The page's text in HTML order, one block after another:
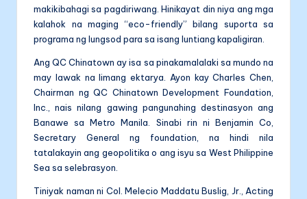
makikibahagi sa pagdiriwang. Hinikayat din niya ang mga
kalahok na maging “eco-friendly” bilang suporta sa
programa ng lungsod para sa isang luntiang kapaligiran.
Ang QC Chinatown ay isa sa pinakamalalaki sa mundo na
may lawak na limang ektarya. Ayon kay Charles Chen,
Chairman ng QC Chinatown Development Foundation,
Inc., nais nilang gawing pangunahing destinasyon ang
Banawe sa Metro Manila. Sinabi rin ni Benjamin Co,
Secretary General ng foundation, na hindi nila
tatalakayin ang geopolitika o ang isyu sa West Philippine
Sea sa selebrasyon.
Tiniyak naman ni Col. Melecio Maddatu Buslig, Jr., Acting